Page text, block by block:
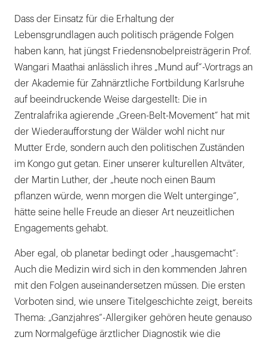
Dass der Einsatz für die Erhaltung der
Lebensgrundlagen auch politisch prägende Folgen
haben kann, hat jüngst Friedensnobelpreisträgerin Prof.
Wangari Maathai anlässlich ihres „Mund auf“-Vortrags an
der Akademie für Zahnärztliche Fortbildung Karlsruhe
auf beeindruckende Weise dargestellt: Die in
Zentralafrika agierende „Green-Belt-Movement“ hat mit
der Wiederaufforstung der Wälder wohl nicht nur
Mutter Erde, sondern auch den politischen Zuständen
im Kongo gut getan. Einer unserer kulturellen Altväter,
der Martin Luther, der „heute noch einen Baum
pflanzen würde, wenn morgen die Welt unterginge“,
hätte seine helle Freude an dieser Art neuzeitlichen
Engagements gehabt.
Aber egal, ob planetar bedingt oder „hausgemacht“:
Auch die Medizin wird sich in den kommenden Jahren
mit den Folgen auseinandersetzen müssen. Die ersten
Vorboten sind, wie unsere Titelgeschichte zeigt, bereits
Thema: „Ganzjahres“-Allergiker gehören heute genauso
zum Normalgefüge ärztlicher Diagnostik wie die